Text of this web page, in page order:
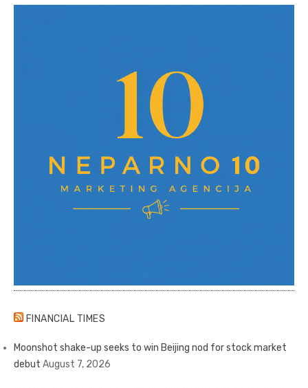
FINANCIAL TIMES
Moonshot shake-up seeks to win Beijing nod for stock market
debut August 7, 2026